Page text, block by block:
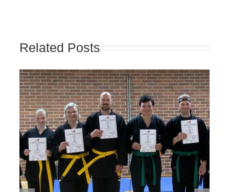
Related Posts